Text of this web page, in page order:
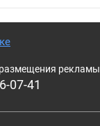
рекламы
07-41